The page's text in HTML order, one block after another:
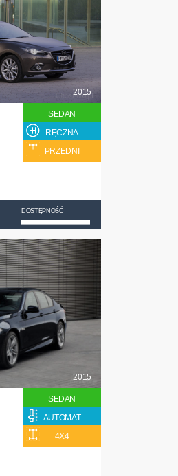
2015
SEDAN
RĘCZNA
PRZEDNI
DOSTĘPNOŚĆ
2015
SEDAN
AUTOMAT
4X4